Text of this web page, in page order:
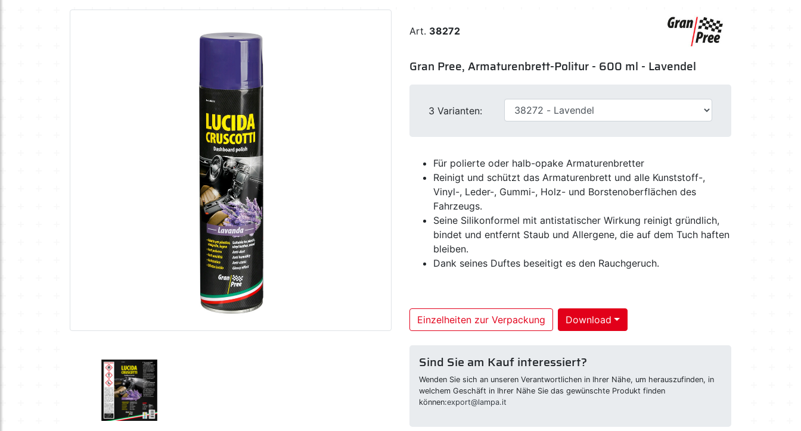
Art. 38272
Gran Pree, Armaturenbrett-Politur - 600 ml - Lavendel
3 Varianten:
Für polierte oder halb-opake Armaturenbretter
Reinigt und schützt das Armaturenbrett und alle Kunststoff-,
Vinyl-, Leder-, Gummi-, Holz- und Borstenoberflächen des
Fahrzeugs.
Seine Silikonformel mit antistatischer Wirkung reinigt gründlich,
bindet und entfernt Staub und Allergene, die auf dem Tuch haften
bleiben.
Dank seines Duftes beseitigt es den Rauchgeruch.
Einzelheiten zur Verpackung Download
Sind Sie am Kauf interessiert?
Wenden Sie sich an unseren Verantwortlichen in Ihrer Nähe, um herauszufinden, in
welchem Geschäft in Ihrer Nähe Sie das gewünschte Produkt finden
können:export@lampa.it